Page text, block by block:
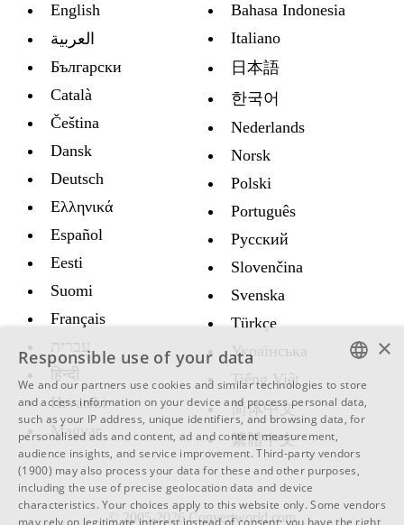
English
العربية
Български
Català
Čeština
Dansk
Deutsch
Ελληνικά
Español
Eesti
Suomi
Français
עברית
हिन्दी
Hrvatski
Magyar
Bahasa Indonesia
Italiano
日本語
한국어
Nederlands
Norsk
Polski
Português
Русский
Slovenčina
Svenska
Türkçe
Украïнська
Tiếng Việt
简体中文
繁體中文
© 2005-2026 Convertworld.com
ENGLISH
SWEDISH
SPANISH
ARABIC
×
Responsible use of your data
We and our partners use cookies and similar technologies to store
and access information on your device and process personal data,
such as your IP address, unique identifiers, and browsing data, for
personalised ads and content, ad and content measurement,
audience insights, and service improvement.Third-party vendors
(1900) may also process your data for these and other purposes,
including the use of precise geolocation data and device
characteristics. Your choices apply to this website only. Some vendors
may rely on legitimate interest instead of consent; you have the right